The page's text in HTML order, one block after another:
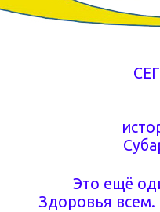
Это ещё
Здоровья всем.